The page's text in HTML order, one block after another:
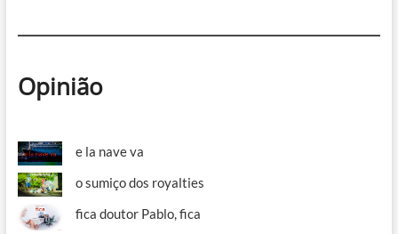
Opinião
e la nave va
o sumiço dos royalties
fica doutor Pablo, fica